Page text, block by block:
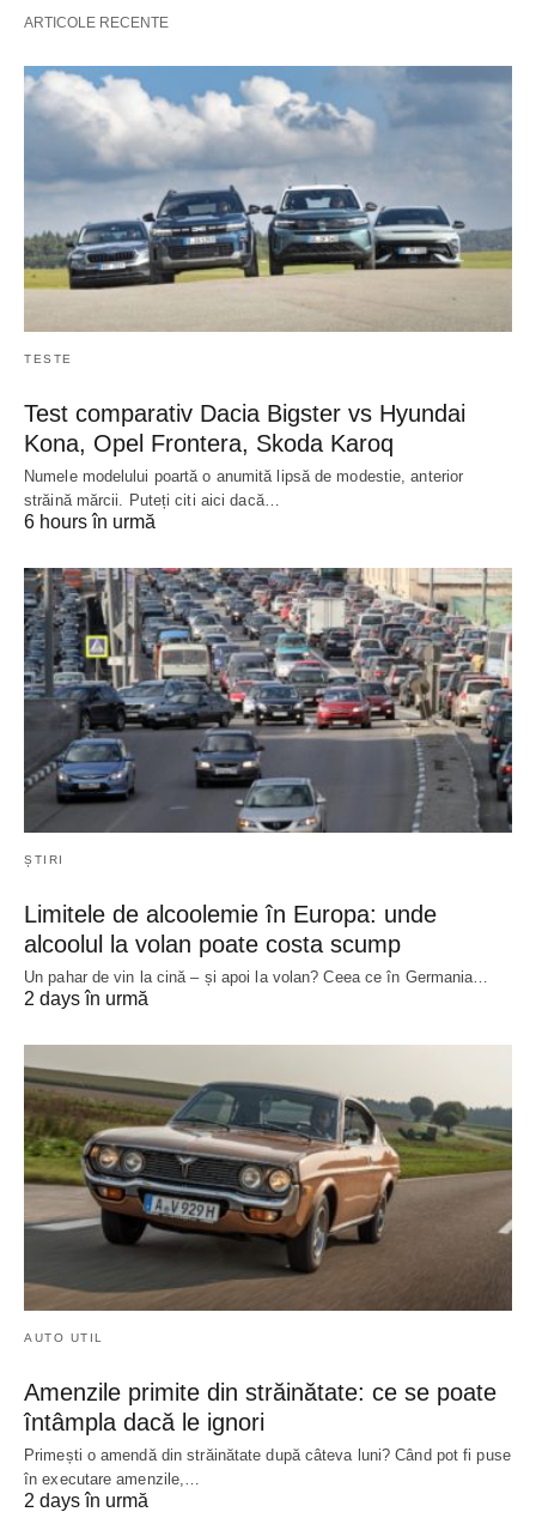
ARTICOLE RECENTE
TESTE
Test comparativ Dacia Bigster vs Hyundai
Kona, Opel Frontera, Skoda Karoq
Numele modelului poartă o anumită lipsă de modestie, anterior
străină mărcii. Puteți citi aici dacă…
6 hours în urmă
ȘTIRI
Limitele de alcoolemie în Europa: unde
alcoolul la volan poate costa scump
Un pahar de vin la cină – și apoi la volan? Ceea ce în Germania…
2 days în urmă
AUTO UTIL
Amenzile primite din străinătate: ce se poate
întâmpla dacă le ignori
Primești o amendă din străinătate după câteva luni? Când pot fi puse
în executare amenzile,…
2 days în urmă